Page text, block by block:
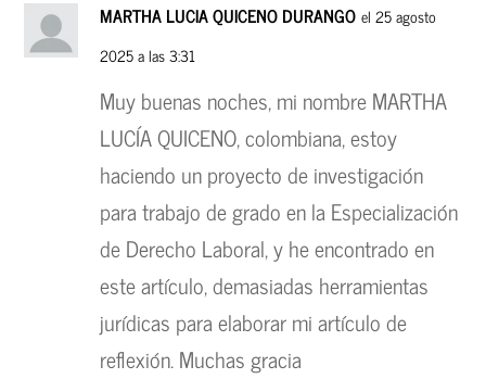
MARTHA LUCIA QUICENO DURANGO el 25 agosto
2025 a las 3:31
Muy buenas noches, mi nombre MARTHA
LUCÍA QUICENO, colombiana, estoy
haciendo un proyecto de investigación
para trabajo de grado en la Especialización
de Derecho Laboral, y he encontrado en
este artículo, demasiadas herramientas
jurídicas para elaborar mi artículo de
reflexión. Muchas gracia